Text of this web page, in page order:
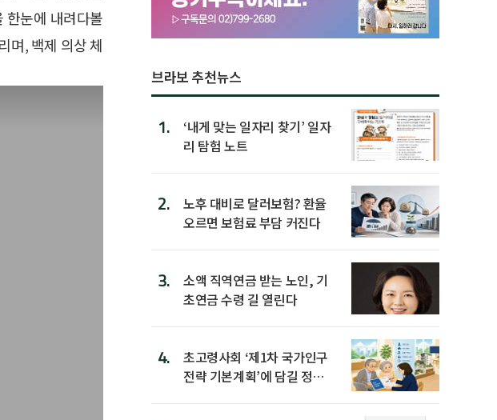
한눈에 내려다볼
며, 백제 의상 체
브라보 추천뉴스
1.
‘내게 맞는 일자리 찾기’ 일자
리 탐험 노트
2.
노후 대비로 달러보험? 환율
오르면 보험료 부담 커진다
3.
소액 직역연금 받는 노인, 기
초연금 수령 길 열린다
4.
초고령사회 ‘제1차 국가인구
전략 기본계획’에 담길 정책